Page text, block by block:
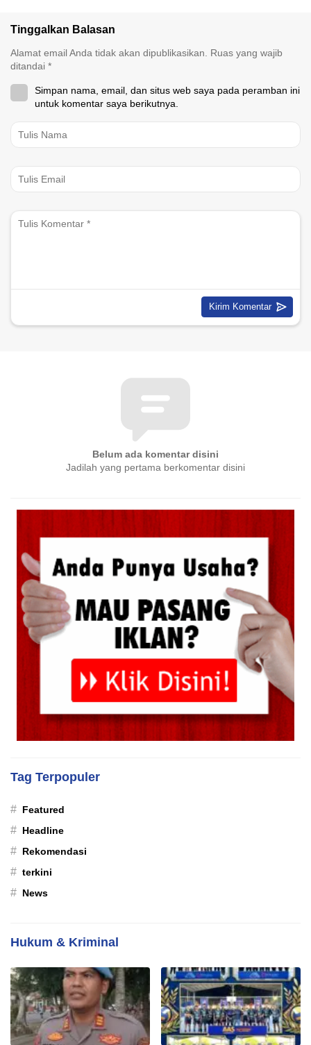
Tinggalkan Balasan
Alamat email Anda tidak akan dipublikasikan.
Ruas yang wajib
ditandai *
Simpan nama, email, dan situs web saya pada peramban ini
untuk komentar saya berikutnya.
Belum ada komentar disini
Jadilah yang pertama berkomentar disini
Tag Terpopuler
# Featured
# Headline
# Rekomendasi
# terkini
# News
Hukum & Kriminal